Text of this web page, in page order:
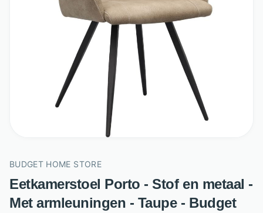
BUDGET HOME STORE
Eetkamerstoel Porto - Stof en metaal -
Met armleuningen - Taupe - Budget